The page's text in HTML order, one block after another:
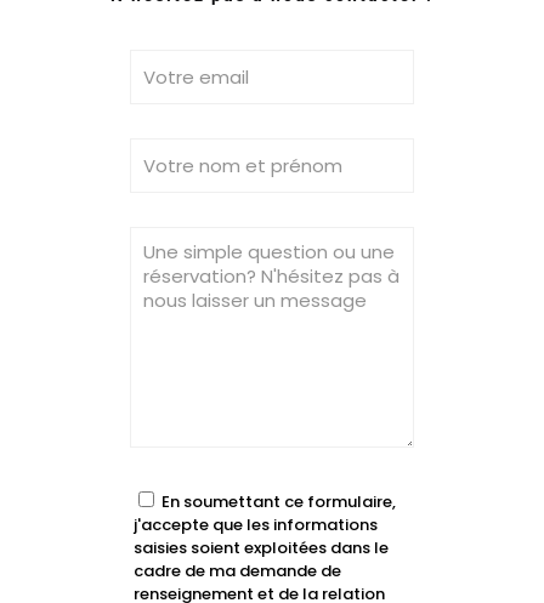
En soumettant ce formulaire,
j'accepte que les informations
saisies soient exploitées dans le
cadre de ma demande de
renseignement et de la relation